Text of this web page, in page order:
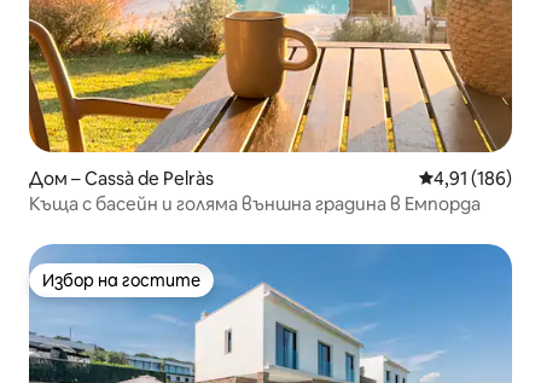
Дом – Cassà de Pelràs Средна
4,91 (186)
Къща с басейн и голяма външна градина в Емпорда
Избор на гостите
Избор на гостите